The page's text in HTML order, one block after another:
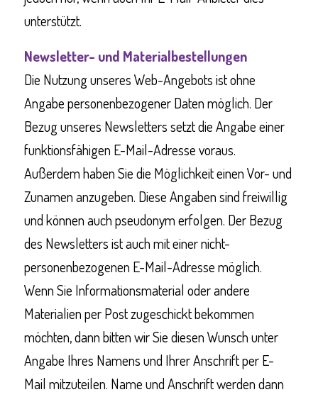
unterstützt.
Newsletter- und Materialbestellungen
Die Nutzung unseres Web-Angebots ist ohne
Angabe personenbezogener Daten möglich. Der
Bezug unseres Newsletters setzt die Angabe einer
funktionsfähigen E-Mail-Adresse voraus.
Außerdem haben Sie die Möglichkeit einen Vor- und
Zunamen anzugeben. Diese Angaben sind freiwillig
und können auch pseudonym erfolgen. Der Bezug
des Newsletters ist auch mit einer nicht-
personenbezogenen E-Mail-Adresse möglich.
Wenn Sie Informationsmaterial oder andere
Materialien per Post zugeschickt bekommen
möchten, dann bitten wir Sie diesen Wunsch unter
Angabe Ihres Namens und Ihrer Anschrift per E-
Mail mitzuteilen. Name und Anschrift werden dann